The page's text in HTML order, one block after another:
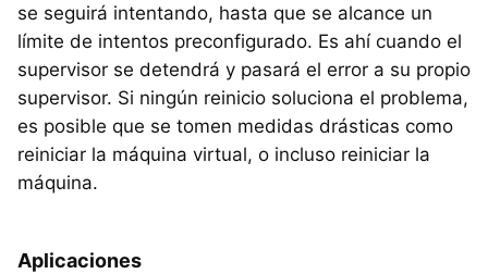
se seguirá intentando, hasta que se alcance un
límite de intentos preconfigurado. Es ahí cuando el
supervisor se detendrá y pasará el error a su propio
supervisor. Si ningún reinicio soluciona el problema,
es posible que se tomen medidas drásticas como
reiniciar la máquina virtual, o incluso reiniciar la
máquina.
Aplicaciones